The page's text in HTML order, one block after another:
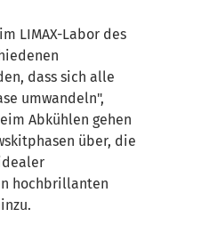
LIMAX-Labor des
dass sich alle
umwandeln",
Abkühlen gehen
über, die
hochbrillanten